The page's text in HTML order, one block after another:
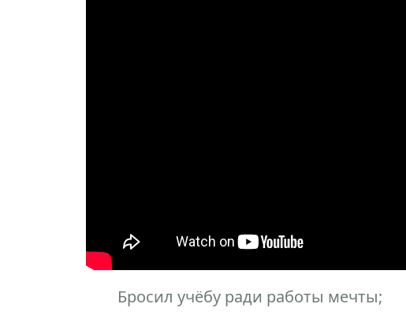
Бросил учёбу ради работы мечты;